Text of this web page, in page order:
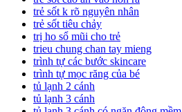
trẻ sốt k rõ nguyên nhân
trẻ sốt tiêu chảy
trị ho sổ mũi cho trẻ
trieu chung chan tay mieng
trình tự các bước skincare
trình tự mọc răng của bé
tủ lạnh 2 cánh
tủ lạnh 3 cánh